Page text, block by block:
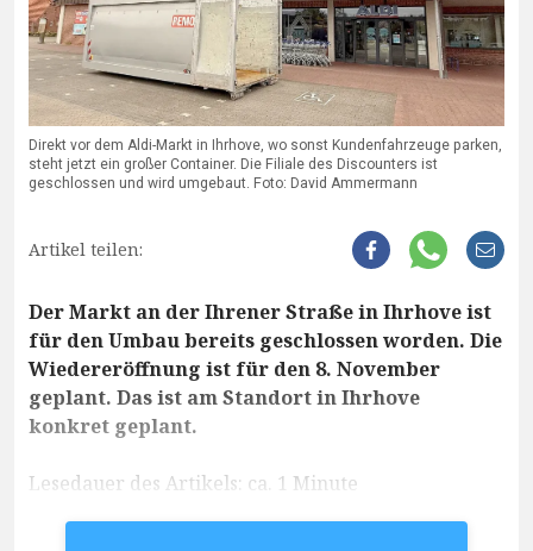
Direkt vor dem Aldi-Markt in Ihrhove, wo sonst Kundenfahrzeuge parken,
steht jetzt ein großer Container. Die Filiale des Discounters ist
geschlossen und wird umgebaut. Foto: David Ammermann
Artikel teilen:
Der Markt an der Ihrener Straße in Ihrhove ist
für den Umbau bereits geschlossen worden. Die
Wiedereröffnung ist für den 8. November
geplant. Das ist am Standort in Ihrhove
konkret geplant.
Lesedauer des Artikels: ca. 1 Minute